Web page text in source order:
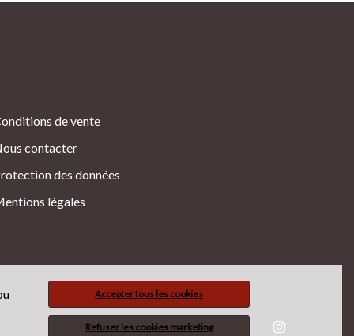
de vente
contacter
des données
légales
Suivez Bahadourian :
Accepter tous les cookies
Refuser les cookies marketing